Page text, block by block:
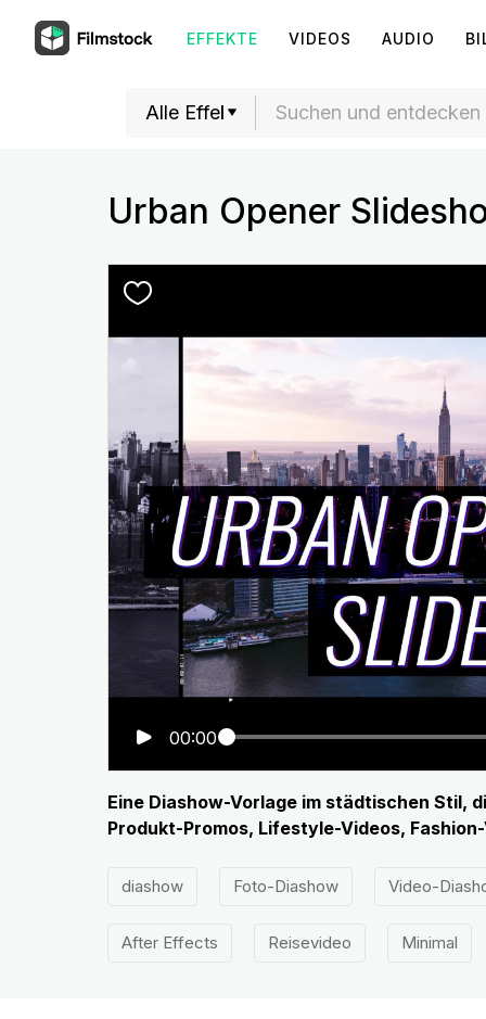
EFFEKTE VIDEOS AUDIO
Urban Opener
00:00
Eine Diashow-Vorlage im städtischen Stil,
Produkt-Promos, Lifestyle-Videos,
diashow Foto-Diashow Video-
After Effects Reisevideo Minimal